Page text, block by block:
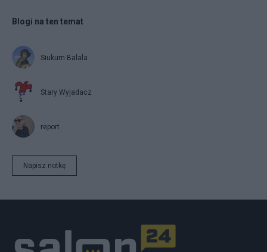
Blogi na ten temat
Siukum Balala
Stary Wyjadacz
report
Napisz notkę